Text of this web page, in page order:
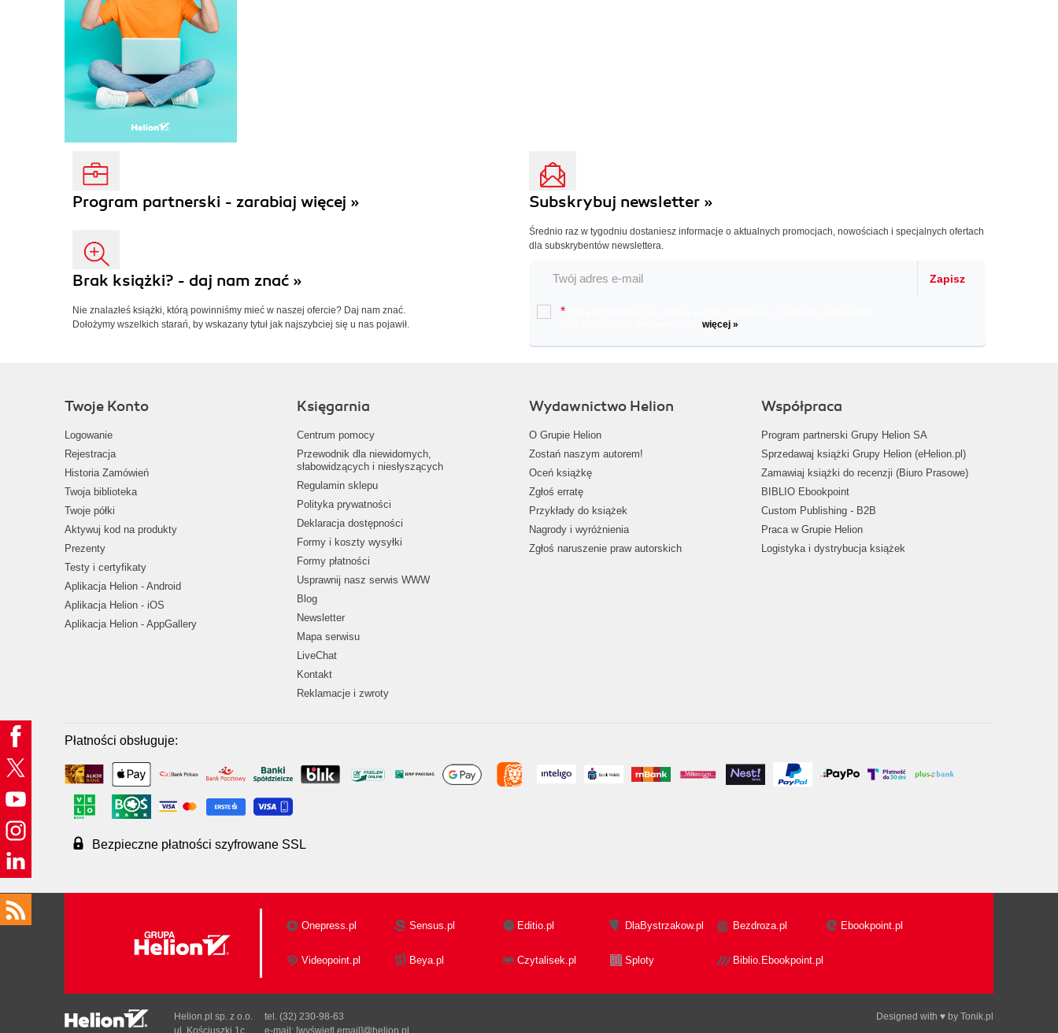
Program partnerski - zarabiaj więcej »
Brak książki? - daj nam znać »
Nie znalazłeś książki, którą powinniśmy mieć w naszej ofercie? Daj nam znać.
Dołożymy wszelkich starań, by wskazany tytuł jak najszybciej się u nas pojawił.
Subskrybuj newsletter »
Średnio raz w tygodniu dostaniesz informacje o aktualnych promocjach, nowościach i specjalnych ofertach
dla subskrybentów newslettera.
Zapisz
*
więcej »
Twoje Konto
Logowanie
Rejestracja
Historia Zamówień
Twoja biblioteka
Twoje półki
Aktywuj kod na produkty
Prezenty
Testy i certyfikaty
Aplikacja Helion - Android
Aplikacja Helion - iOS
Aplikacja Helion - AppGallery
Księgarnia
Centrum pomocy
Przewodnik dla niewidomych,
słabowidzących i niesłyszących
Regulamin sklepu
Polityka prywatności
Deklaracja dostępności
Formy i koszty wysyłki
Formy płatności
Usprawnij nasz serwis WWW
Blog
Newsletter
Mapa serwisu
LiveChat
Kontakt
Reklamacje i zwroty
Wydawnictwo Helion
O Grupie Helion
Zostań naszym autorem!
Oceń książkę
Zgłoś erratę
Przykłady do książek
Nagrody i wyróżnienia
Zgłoś naruszenie praw autorskich
Współpraca
Program partnerski Grupy Helion SA
Sprzedawaj książki Grupy Helion (eHelion.pl)
Zamawiaj książki do recenzji (Biuro Prasowe)
BIBLIO Ebookpoint
Custom Publishing - B2B
Praca w Grupie Helion
Logistyka i dystrybucja książek
Płatności obsługuje:
Bezpieczne płatności szyfrowane SSL
Onepress.pl Sensus.pl Editio.pl DlaBystrzakow.pl Bezdroza.pl Ebookpoint.pl
Videopoint.pl Beya.pl Czytalisek.pl Sploty Biblio.Ebookpoint.pl
Designed with ♥ by Tonik.pl
Helion.pl sp. z o.o.
ul. Kościuszki 1c
tel. (32) 230-98-63
e-mail: [wyświetl email]@helion.pl